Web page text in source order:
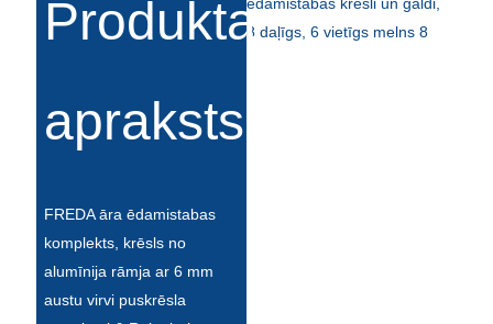
Produkta
apraksts
FREDA āra ēdamistabas
komplekts, krēsls no
alumīnija rāmja ar 6 mm
austu virvi puskrēsla